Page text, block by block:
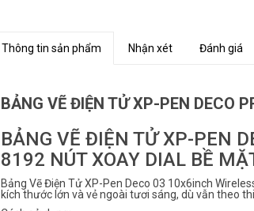
Thông tin sản phẩm Nhận xét Đánh giá
BẢNG VẼ ĐIỆN TỬ XP-PEN DECO
BẢNG VẼ ĐIỆN TỬ XP-PEN
8192 NÚT XOAY DIAL BỀ
Bảng Vẽ Điện Tử XP-Pen Deco 03 10x6inch
kích thước lớn và vẻ ngoài tươi sáng, dù vẫn theo